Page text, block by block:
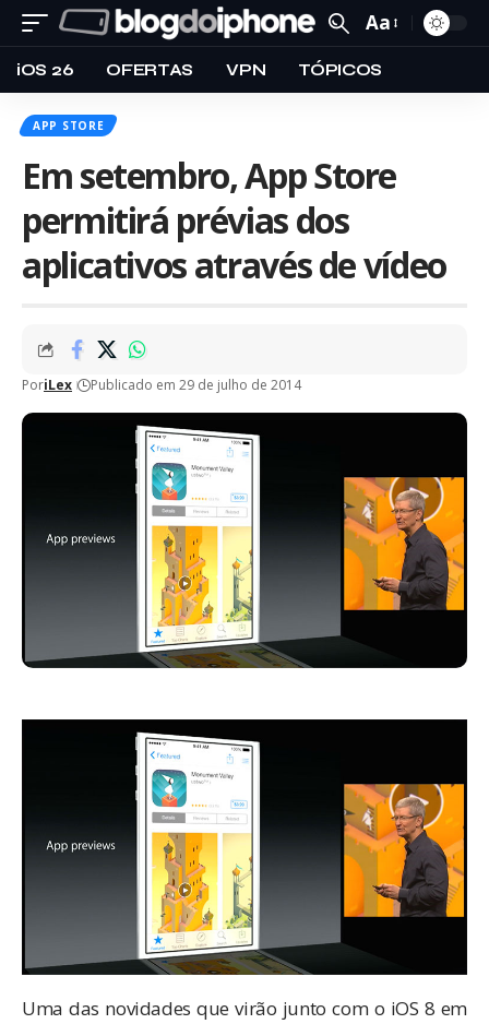
Aa
iOS 26 OFERTAS VPN TÓPICOS
APP STORE
Em setembro, App Store
permitirá prévias dos
aplicativos através de vídeo
PoriLex Publicado em 29 de julho de 2014
Uma das novidades que virão junto com o iOS 8 em